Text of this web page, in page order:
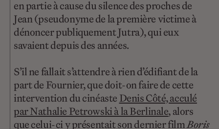
en partie à cause du silence des proches de
Jean (pseudonyme de la première victime à
dénoncer publiquement Jutra), qui eux
savaient depuis des années.
S’il ne fallait s’attendre à rien d’édifiant de la
part de Fournier, que doit-on faire de cette
intervention du cinéaste Denis Côté, acculé
par Nathalie Petrowski à la Berlinale, alors
que celui-ci y présentait son dernier filmBoris